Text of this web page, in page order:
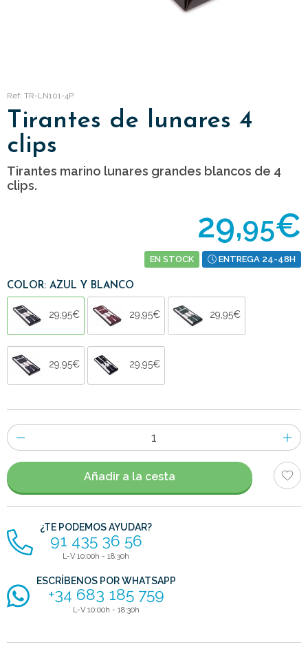
Ref: TR-LN101-4P
Tirantes de lunares 4
clips
Tirantes marino lunares grandes blancos de 4
clips.
29,95€
EN STOCK ENTREGA 24-48H
COLOR: AZUL Y BLANCO
29,95€ 29,95€ 29,95€
29,95€ 29,95€
Número
de
artículos
Añadir a la cesta
¿TE PODEMOS AYUDAR?
91 435 36 56
L-V 10:00h - 18:30h
ESCRÍBENOS POR WHATSAPP
+34 683 185 759
L-V 10:00h - 18:30h